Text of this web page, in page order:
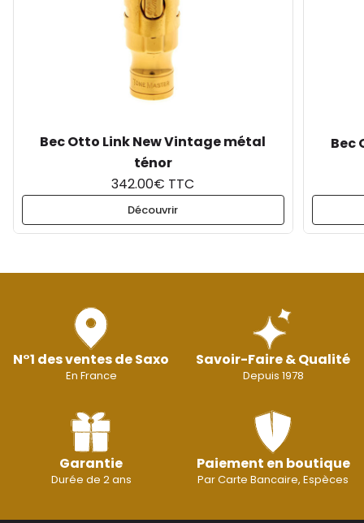
Bec Otto Link New Vintage métal
ténor
342.00€ TTC
Découvrir
Bec
N°1 des ventes de Saxo
En France
Savoir-Faire & Qualité
Depuis 1978
Garantie
Durée de 2 ans
Paiement en boutique
Par Carte Bancaire, Espèces